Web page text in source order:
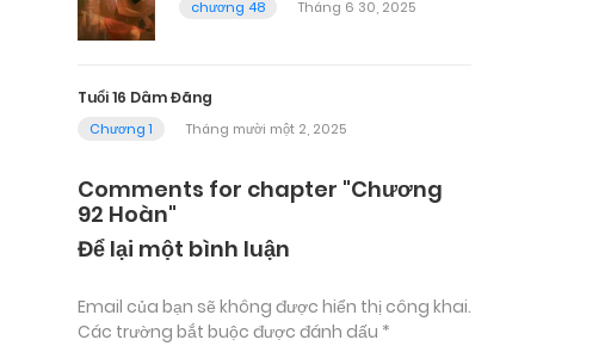
chương 48
Tháng 6 30, 2025
Tuổi 16 Dâm Đãng
Chương 1 Tháng mười một 2, 2025
Comments for chapter "Chương
92 Hoàn"
Để lại một bình luận
Email của bạn sẽ không được hiển thị công khai.
Các trường bắt buộc được đánh dấu *